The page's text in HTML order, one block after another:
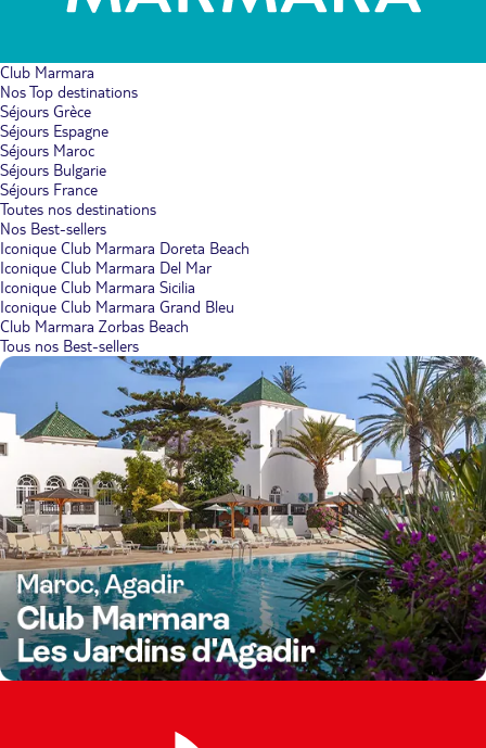
Club Marmara
Nos Top destinations
Séjours Grèce
Séjours Espagne
Séjours Maroc
Séjours Bulgarie
Séjours France
Toutes nos destinations
Nos Best-sellers
Iconique Club Marmara Doreta Beach
Iconique Club Marmara Del Mar
Iconique Club Marmara Sicilia
Iconique Club Marmara Grand Bleu
Club Marmara Zorbas Beach
Tous nos Best-sellers